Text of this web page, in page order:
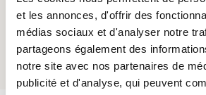
et les annonces, d'offrir des
médias sociaux et d'analyser notre
partageons également des
notre site avec nos partenaires de
publicité et d'analyse, qui peuvent
Attestation d'accueil :